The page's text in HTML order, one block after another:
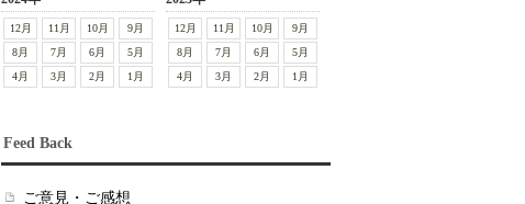
12月 11月 10月
9月
8月
7月 6月
5月
4月
3月 2月 1月
12月 11月 10月
9月
8月
7月 6月
5月
4月
3月 2月 1月
Feed Back
ご意見・ご感想